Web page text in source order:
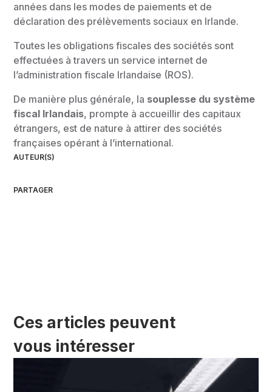
AUTEUR(S)
PARTAGER
années dans les modes de paiements et de
déclaration des prélèvements sociaux en Irlande.
Toutes les obligations fiscales des sociétés sont
effectuées à travers un service internet de
l’administration fiscale Irlandaise (ROS).
De manière plus générale, la souplesse du système
fiscal Irlandais, prompte à accueillir des capitaux
étrangers, est de nature à attirer des sociétés
françaises opérant à l’international.
Ces articles peuvent
vous intéresser